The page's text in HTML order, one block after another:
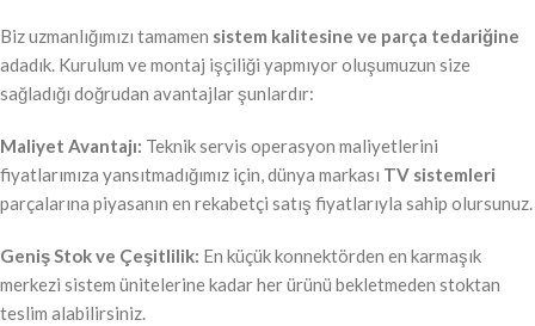
Biz uzmanlığımızı tamamen sistem kalitesine ve parça tedariğine
adadık. Kurulum ve montaj işçiliği yapmıyor oluşumuzun size
sağladığı doğrudan avantajlar şunlardır:
Maliyet Avantajı: Teknik servis operasyon maliyetlerini
fiyatlarımıza yansıtmadığımız için, dünya markası TV sistemleri
parçalarına piyasanın en rekabetçi satış fiyatlarıyla sahip olursunuz.
Geniş Stok ve Çeşitlilik: En küçük konnektörden en karmaşık
merkezi sistem ünitelerine kadar her ürünü bekletmeden stoktan
teslim alabilirsiniz.